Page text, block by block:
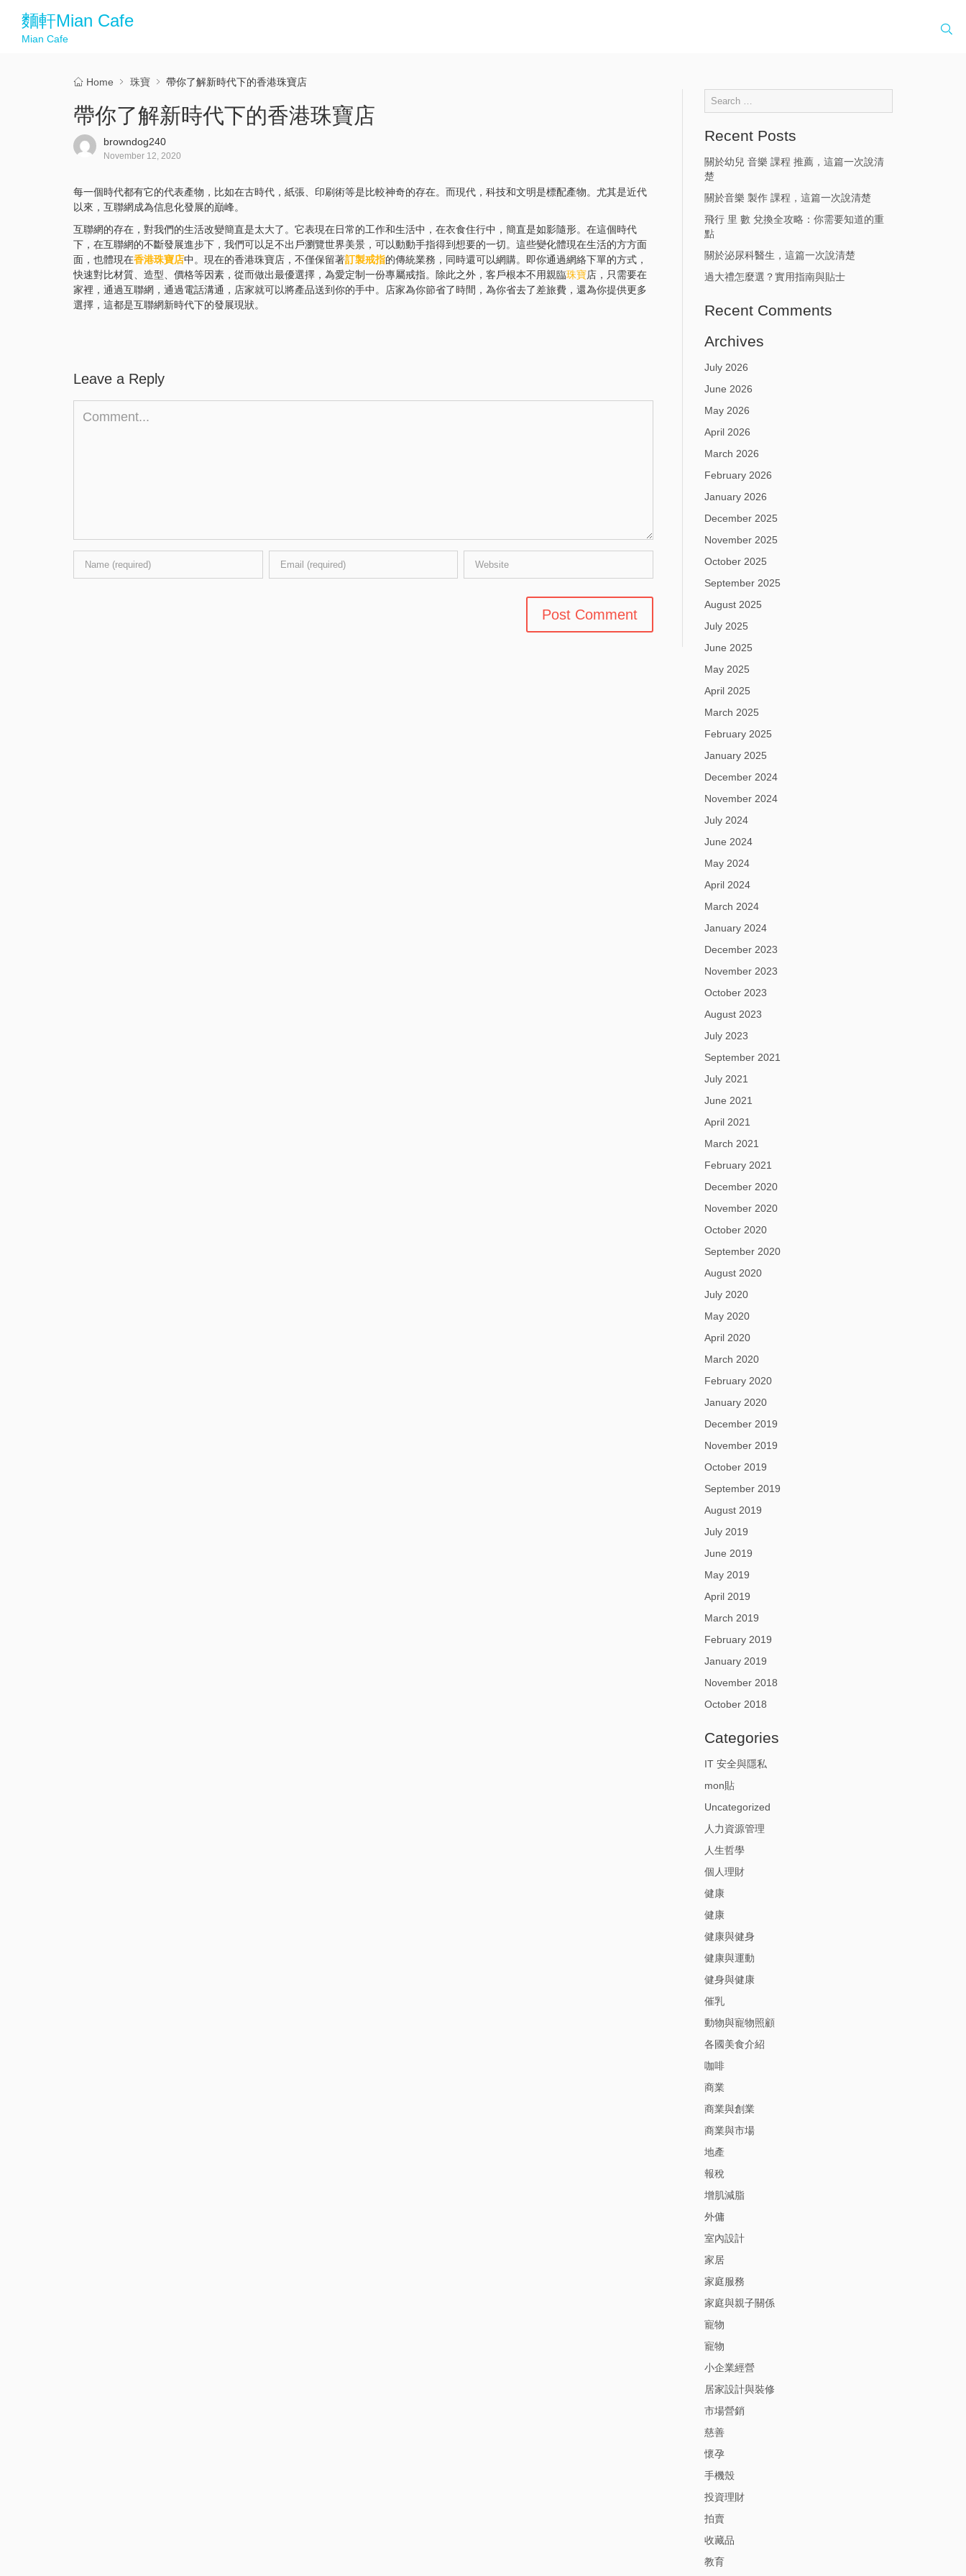
麵軒Mian Cafe
Mian Cafe
Home 珠寶 帶你了解新時代下的香港珠寶店
帶你了解新時代下的香港珠寶店
browndog240
November 12, 2020
每一個時代都有它的代表產物，比如在古時代，紙張、印刷術等是比較神奇的存在。而現代，科技和文明是標配產物。尤其是近代
以來，互聯網成為信息化發展的巔峰。
互聯網的存在，對我們的生活改變簡直是太大了。它表現在日常的工作和生活中，在衣食住行中，簡直是如影隨形。在這個時代
下，在互聯網的不斷發展進步下，我們可以足不出戶瀏覽世界美景，可以動動手指得到想要的一切。這些變化體現在生活的方方面
面，也體現在香港珠寶店中。現在的香港珠寶店，不僅保留著訂製戒指的傳統業務，同時還可以網購。即你通過網絡下單的方式，
快速對比材質、造型、價格等因素，從而做出最優選擇，為愛定制一份專屬戒指。除此之外，客戶根本不用親臨珠寶店，只需要在
家裡，通過互聯網，通過電話溝通，店家就可以將產品送到你的手中。店家為你節省了時間，為你省去了差旅費，還為你提供更多
選擇，這都是互聯網新時代下的發展現狀。
Leave a Reply
Recent Posts
關於幼兒 音樂 課程 推薦，這篇一次說清
楚
關於音樂 製作 課程，這篇一次說清楚
飛行 里 數 兌換全攻略：你需要知道的重
點
關於泌尿科醫生，這篇一次說清楚
過大禮怎麼選？實用指南與貼士
Recent Comments
Archives
July 2026
June 2026
May 2026
April 2026
March 2026
February 2026
January 2026
December 2025
November 2025
October 2025
September 2025
August 2025
July 2025
June 2025
May 2025
April 2025
March 2025
February 2025
January 2025
December 2024
November 2024
July 2024
June 2024
May 2024
April 2024
March 2024
January 2024
December 2023
November 2023
October 2023
August 2023
July 2023
September 2021
July 2021
June 2021
April 2021
March 2021
February 2021
December 2020
November 2020
October 2020
September 2020
August 2020
July 2020
May 2020
April 2020
March 2020
February 2020
January 2020
December 2019
November 2019
October 2019
September 2019
August 2019
July 2019
June 2019
May 2019
April 2019
March 2019
February 2019
January 2019
November 2018
October 2018
Categories
IT 安全與隱私
mon貼
Uncategorized
人力資源管理
人生哲學
個人理財
健康
健康
健康與健身
健康與運動
健身與健康
催乳
動物與寵物照顧
各國美食介紹
咖啡
商業
商業與創業
商業與市場
地產
報稅
增肌減脂
外傭
室內設計
家居
家庭服務
家庭與親子關係
寵物
寵物
小企業經營
居家設計與裝修
市場營銷
慈善
懷孕
手機殼
投資理財
拍賣
收藏品
教育